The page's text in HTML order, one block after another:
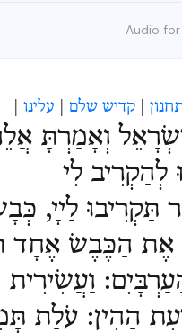
Audio
קדיש שלם עלינו
וְאָמַרְתָּ
לְהַקְרִיב לִי
לַײָ,
אֶת הַכֶּבֶשׂ אֶחָד
הַהִין: עֹלַת